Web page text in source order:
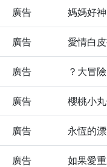
廣告 媽媽好神
廣告 愛情白
廣告 ？大冒險
廣告 櫻桃小
廣告 永恆的
廣告 如果愛